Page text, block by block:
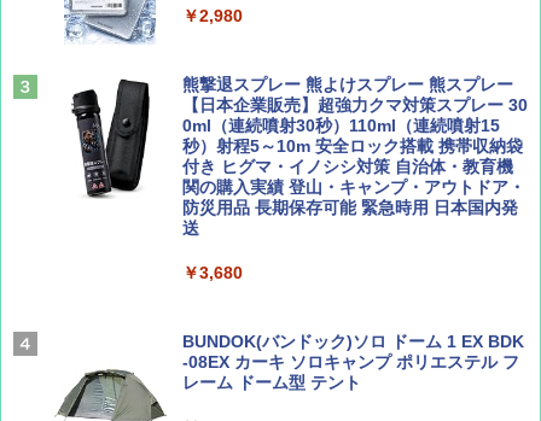
￥1,540
Coyote No.89 特集 星野道夫 夢見る旅
AIRLINE（エアライン）2026年9月号【特
集】ボーイング110周年を祝して！
球の歩き方A ヨーロッパ
￥2,479
地球の歩き方 スター・ウォーズ
A26 地球の歩き方 チェコ ポーランド スロヴ
ァキア 2026～2027 地球の歩き方A ヨーロッ
ーチ ピクニック ポップアップテント 携帯 簡
￥4,980
ENDLESS BASE 《めざましテレビで紹介》
テント ワンタッチ RENEW 幅200 2-3人用 43
500002(88859)
￥5,999
ーティング フルクローズ メッシュ 3-4人用
簡単設置 ポップアップテント エクルベージ
ュ(BC仕様) PATC-150B(EB)
￥2,980
熊撃退スプレー 熊よけスプレー 熊スプレー
【日本企業販売】超強力クマ対策スプレー 30
0ml（連続噴射30秒）110ml（連続噴射15
秒）射程5～10m 安全ロック搭載 携帯収納袋
付き ヒグマ・イノシシ対策 自治体・教育機
関の購入実績 登山・キャンプ・アウトドア・
防災用品 長期保存可能 緊急時用 日本国内発
送
￥3,680
BUNDOK(バンドック)ソロ ドーム 1 EX BDK
-08EX カーキ ソロキャンプ ポリエステル フ
レーム ドーム型 テント